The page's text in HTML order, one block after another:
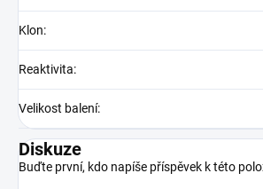
Klon:
Reaktivita:
Velikost balení:
Diskuze
Buďte první, kdo napíše příspěvek k této